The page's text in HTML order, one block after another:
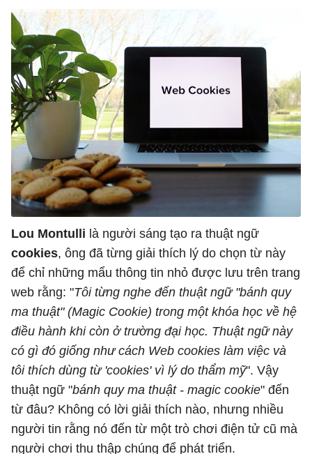
Lou Montulli là người sáng tạo ra thuật ngữ
cookies, ông đã từng giải thích lý do chọn từ này
để chỉ những mẩu thông tin nhỏ được lưu trên trang
web rằng: "Tôi từng nghe đến thuật ngữ "bánh quy
ma thuật" (Magic Cookie) trong một khóa học về hệ
điều hành khi còn ở trường đại học. Thuật ngữ này
có gì đó giống như cách Web cookies làm việc và
tôi thích dùng từ 'cookies' vì lý do thẩm mỹ". Vậy
thuật ngữ "bánh quy ma thuật - magic cookie" đến
từ đâu? Không có lời giải thích nào, nhưng nhiều
người tin rằng nó đến từ một trò chơi điện tử cũ mà
người chơi thu thập chúng để phát triển.